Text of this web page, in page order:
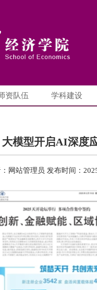
资队伍 学科建设
模型开启AI深度
网站管理员 发布时间：